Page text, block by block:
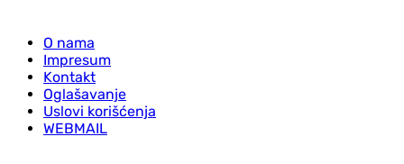
O nama
Impresum
Kontakt
Oglašavanje
Uslovi korišćenja
WEBMAIL